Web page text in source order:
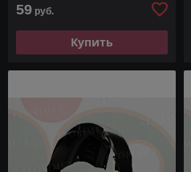
59 руб.
Купить